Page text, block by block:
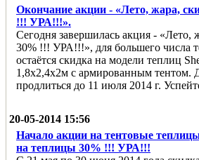
Окончание акции - «Лето, жара,
!!! УРА!!!».
Сегодня завершилась акция - «Лето,
30% !!! УРА!!!», для большего числа
остаётся скидка на модели теплиц
1,8x2,4x2м с армированным тентом.
продлиться до 11 июля 2014 г.
20-05-2014 15:56
Начало акции на тентовые
на теплицы 30% !!! УРА!!!